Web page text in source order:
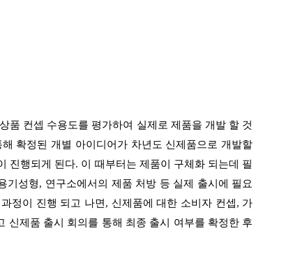
품 컨셉 수용도를 평가하여 실제로 제품을 개발 할 것
확정된 개별 아이디어가 차년도 신제품으로 개발할
진행되게 된다. 이 때부터는 제품이 구체화 되는데 필
성형, 연구소에서의 제품 처방 등 실제 출시에 필요
정이 진행 되고 나면, 신제품에 대한 소비자 컨셉, 가
신제품 출시 회의를 통해 최종 출시 여부를 확정한 후